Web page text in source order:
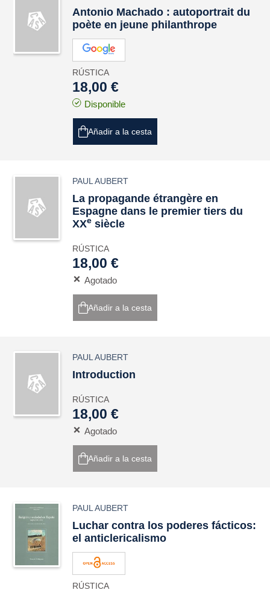
Antonio Machado : autoportrait du
poète en jeune philanthrope
RÚSTICA
18,00 €
Disponible
Añadir a la cesta
PAUL AUBERT
La propagande étrangère en
Espagne dans le premier tiers du
XXe siècle
RÚSTICA
18,00 €
Agotado
Añadir a la cesta
PAUL AUBERT
Introduction
RÚSTICA
18,00 €
Agotado
Añadir a la cesta
PAUL AUBERT
Luchar contra los poderes fácticos:
el anticlericalismo
RÚSTICA